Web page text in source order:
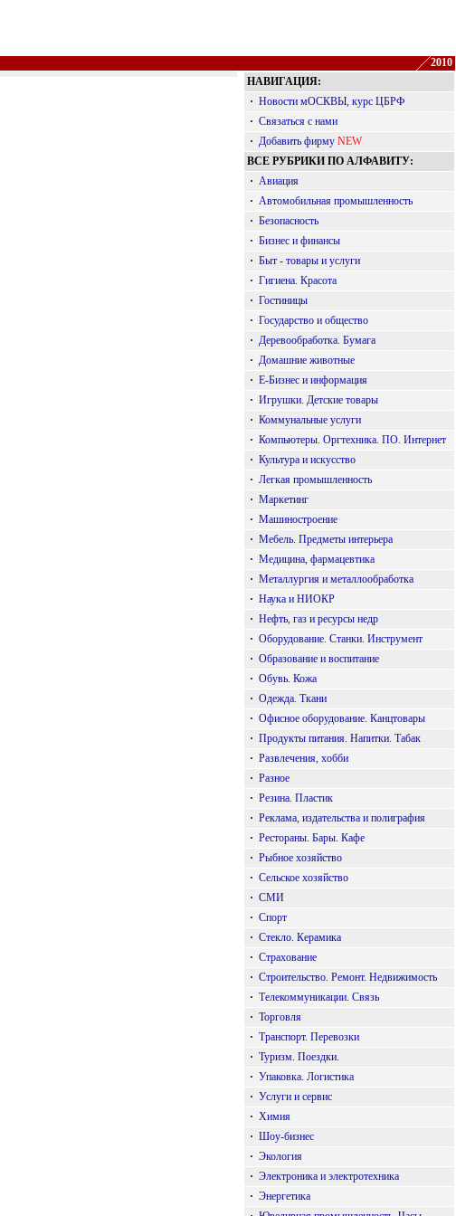
2010
НАВИГАЦИЯ:
· Новости мОСКВЫ, курс ЦБРФ
· Связаться с нами
· Добавить фирму NEW
ВСЕ РУБРИКИ ПО АЛФАВИТУ:
· Авиация
· Автомобильная промышленность
· Безопасность
· Бизнес и финансы
· Быт - товары и услуги
· Гигиена. Красота
· Гостиницы
· Государство и общество
· Деревообработка. Бумага
· Домашние животные
· Е-Бизнес и информация
· Игрушки. Детские товары
· Коммунальные услуги
· Компьютеры. Оргтехника. ПО. Интернет
· Культура и искусство
· Легкая промышленность
· Маркетинг
· Машиностроение
· Мебель. Предметы интерьера
· Медицина, фармацевтика
· Металлургия и металлообработка
· Наука и НИОКР
· Нефть, газ и ресурсы недр
· Оборудование. Станки. Инструмент
· Образование и воспитание
· Обувь. Кожа
· Одежда. Ткани
· Офисное оборудование. Канцтовары
· Продукты питания. Напитки. Табак
· Развлечения, хобби
· Разное
· Резина. Пластик
· Реклама, издательства и полиграфия
· Рестораны. Бары. Кафе
· Рыбное хозяйство
· Сельское хозяйство
· СМИ
· Спорт
· Стекло. Керамика
· Страхование
· Строительство. Ремонт. Недвижимость
· Телекоммуникации. Связь
· Торговля
· Транспорт. Перевозки
· Туризм. Поездки.
· Упаковка. Логистика
· Услуги и сервис
· Химия
· Шоу-бизнес
· Экология
· Электроника и электротехника
· Энергетика